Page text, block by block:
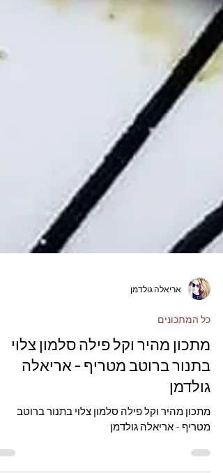
אריאלה גולדמן
כל המתכונים
מתכון מהיר וקל פילה סלמון צלוי
בתנור ברוטב מטריף - אריאלה
גולדמן